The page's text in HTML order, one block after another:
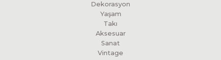
Dekorasyon
Yaşam
Takı
Aksesuar
Sanat
Vintage